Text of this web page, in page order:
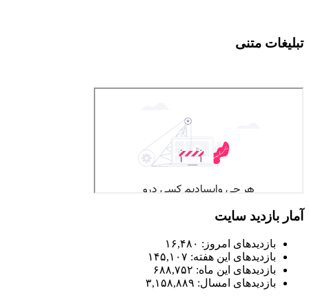
تبلیغات متنی
آمار بازدید سایت
بازدیدهای امروز: ۱۶,۴۸۰
بازدیدهای این هفته: ۱۴۵,۱۰۷
بازدیدهای این ماه: ۶۸۸,۷۵۲
بازدیدهای امسال: ۳,۱۵۸,۸۸۹